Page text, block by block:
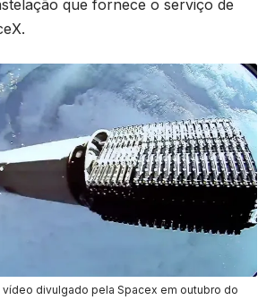
que fornece o serviço de
vídeo divulgado pela Spacex em outubro do